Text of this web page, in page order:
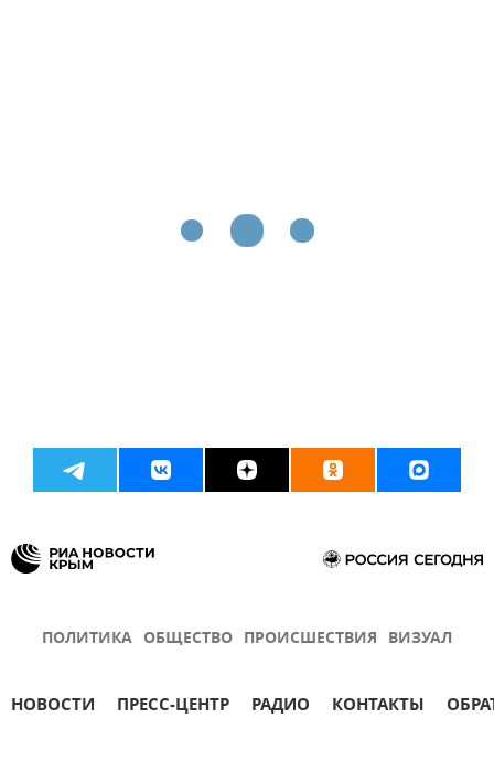
ПОЛИТИКА ОБЩЕСТВО ПРОИСШЕСТВИЯ ВИЗУАЛ
НОВОСТИ ПРЕСС-ЦЕНТР РАДИО КОНТАКТЫ